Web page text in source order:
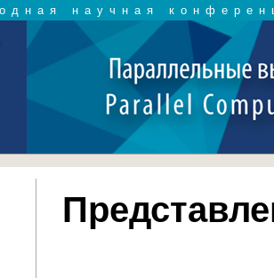
научная